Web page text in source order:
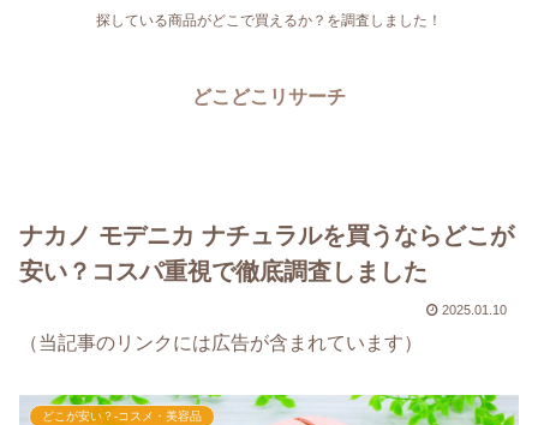
探している商品がどこで買えるか？を調査しました！
どこどこリサーチ
ナカノ モデニカ ナチュラルを買うならどこが
安い？コスパ重視で徹底調査しました
2025.01.10
（当記事のリンクには広告が含まれています）
どこが安い？-コスメ・美容品